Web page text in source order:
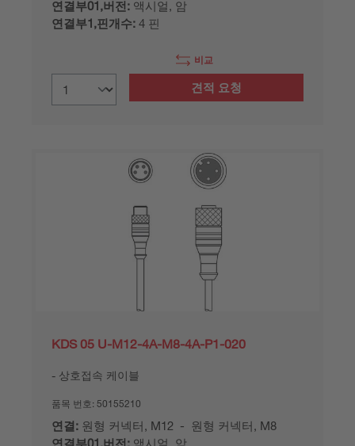
연결부01,버전: 액시얼, 암
연결부1,핀개수: 4 핀
비교
견적 요청
KDS 05 U-M12-4A-M8-4A-P1-020
상호접속 케이블
품목 번호: 50155210
연결: 원형 커넥터, M12 - 원형 커넥터, M8
연결부01,버전: 액시얼, 암